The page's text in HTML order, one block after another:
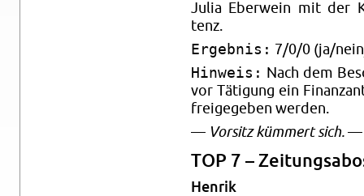
Julia Eber­wein mit der
tenz.
Ergebnis: 7/0/0 (ja/
Hinweis:
Nach dem
vor Tä­ti­gung ein
frei­ge­ge­ben wer­den.
— Vor­sitz küm­mert sich.—
TOP 7 –
Hen­rik